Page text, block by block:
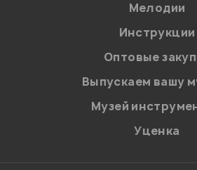
Мелодии
Инструкции
Оптовые
Выпускаем вашу
Музей
Уценка